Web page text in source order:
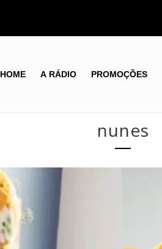
HOME A RÁDIO PROMOÇÕES
nunes